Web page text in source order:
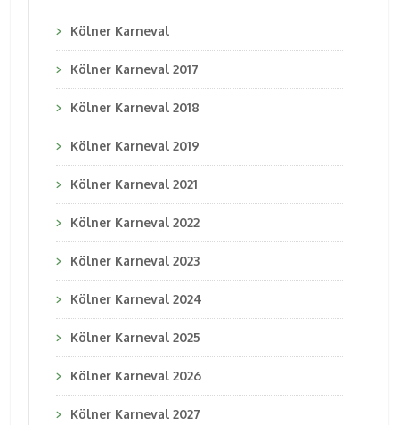
Kölner Karneval
Kölner Karneval 2017
Kölner Karneval 2018
Kölner Karneval 2019
Kölner Karneval 2021
Kölner Karneval 2022
Kölner Karneval 2023
Kölner Karneval 2024
Kölner Karneval 2025
Kölner Karneval 2026
Kölner Karneval 2027